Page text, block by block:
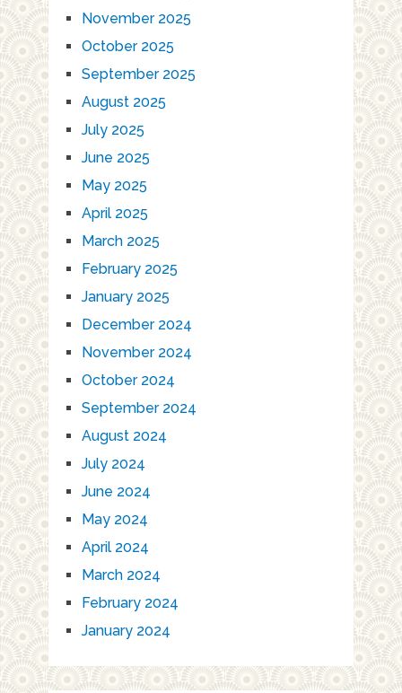
November 2025
October 2025
September 2025
August 2025
July 2025
June 2025
May 2025
April 2025
March 2025
February 2025
January 2025
December 2024
November 2024
October 2024
September 2024
August 2024
July 2024
June 2024
May 2024
April 2024
March 2024
February 2024
January 2024